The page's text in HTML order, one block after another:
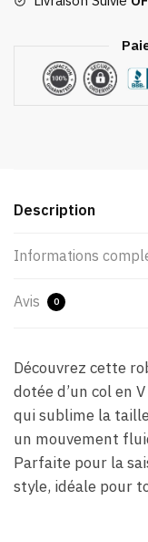
Description
Informations
Avis 0
Découvrez cette
dotée d’un col en
qui sublime la
un mouvement
Parfaite pour la
style, idéale pour